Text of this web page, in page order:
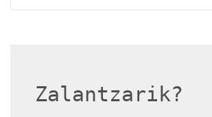
Zalantzarik?